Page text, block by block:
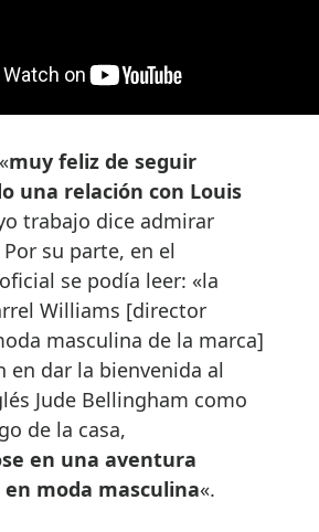
muy feliz de seguir
una relación con Louis
trabajo dice admirar
su parte, en el
se podía leer: «la
Williams [director
masculina de la marca]
en dar la bienvenida al
Jude Bellingham como
de la casa,
en una aventura
moda masculina«.